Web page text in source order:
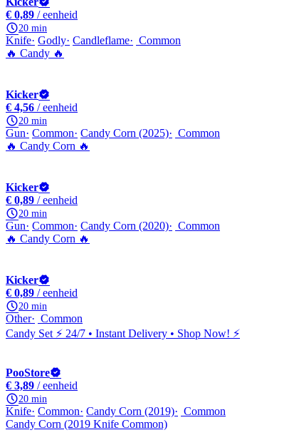
€ 0,89 / eenheid
20 min
Knife Godly Candleflame
Common
🔥 Candy 🔥
Kicker
€ 4,56 / eenheid
20 min
Gun Common Candy Corn (2025)
Common
🔥 Candy Corn 🔥
Kicker
€ 0,89 / eenheid
20 min
Gun Common Candy Corn (2020)
Common
🔥 Candy Corn 🔥
Kicker
€ 0,89 / eenheid
20 min
Other
Common
Candy Set ⚡ 24/7 • Instant Delivery • Shop Now! ⚡
PooStore
€ 3,89 / eenheid
20 min
Knife Common Candy Corn (2019)
Common
Candy Corn (2019 Knife Common)